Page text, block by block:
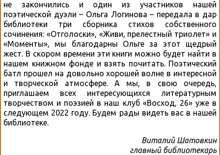
не закончились и один из участников нашей
поэтической дуэли – Ольга Логинова – передала в дар
библиотеки три сборника стихов собственного
сочинения: «Отголоски», «Живи, прелестный триолет» и
«Моменты», мы благодарны Ольге за этот щедрый
жест. В скором времени эти книги можно будет найти в
нашем книжном фонде и взять почитать. Поэтический
батл прошел на довольно хорошей волне в интересной
и творческой атмосфере. А мы, в свою очередь,
приглашаем всех интересующихся литературным
творчеством и поэзией в наш клуб «Восход, 26» уже в
следующем 2022 году. Будем рады видеть вас в нашей
библиотеке.
Виталий Шатовкин
главный библиотекарь